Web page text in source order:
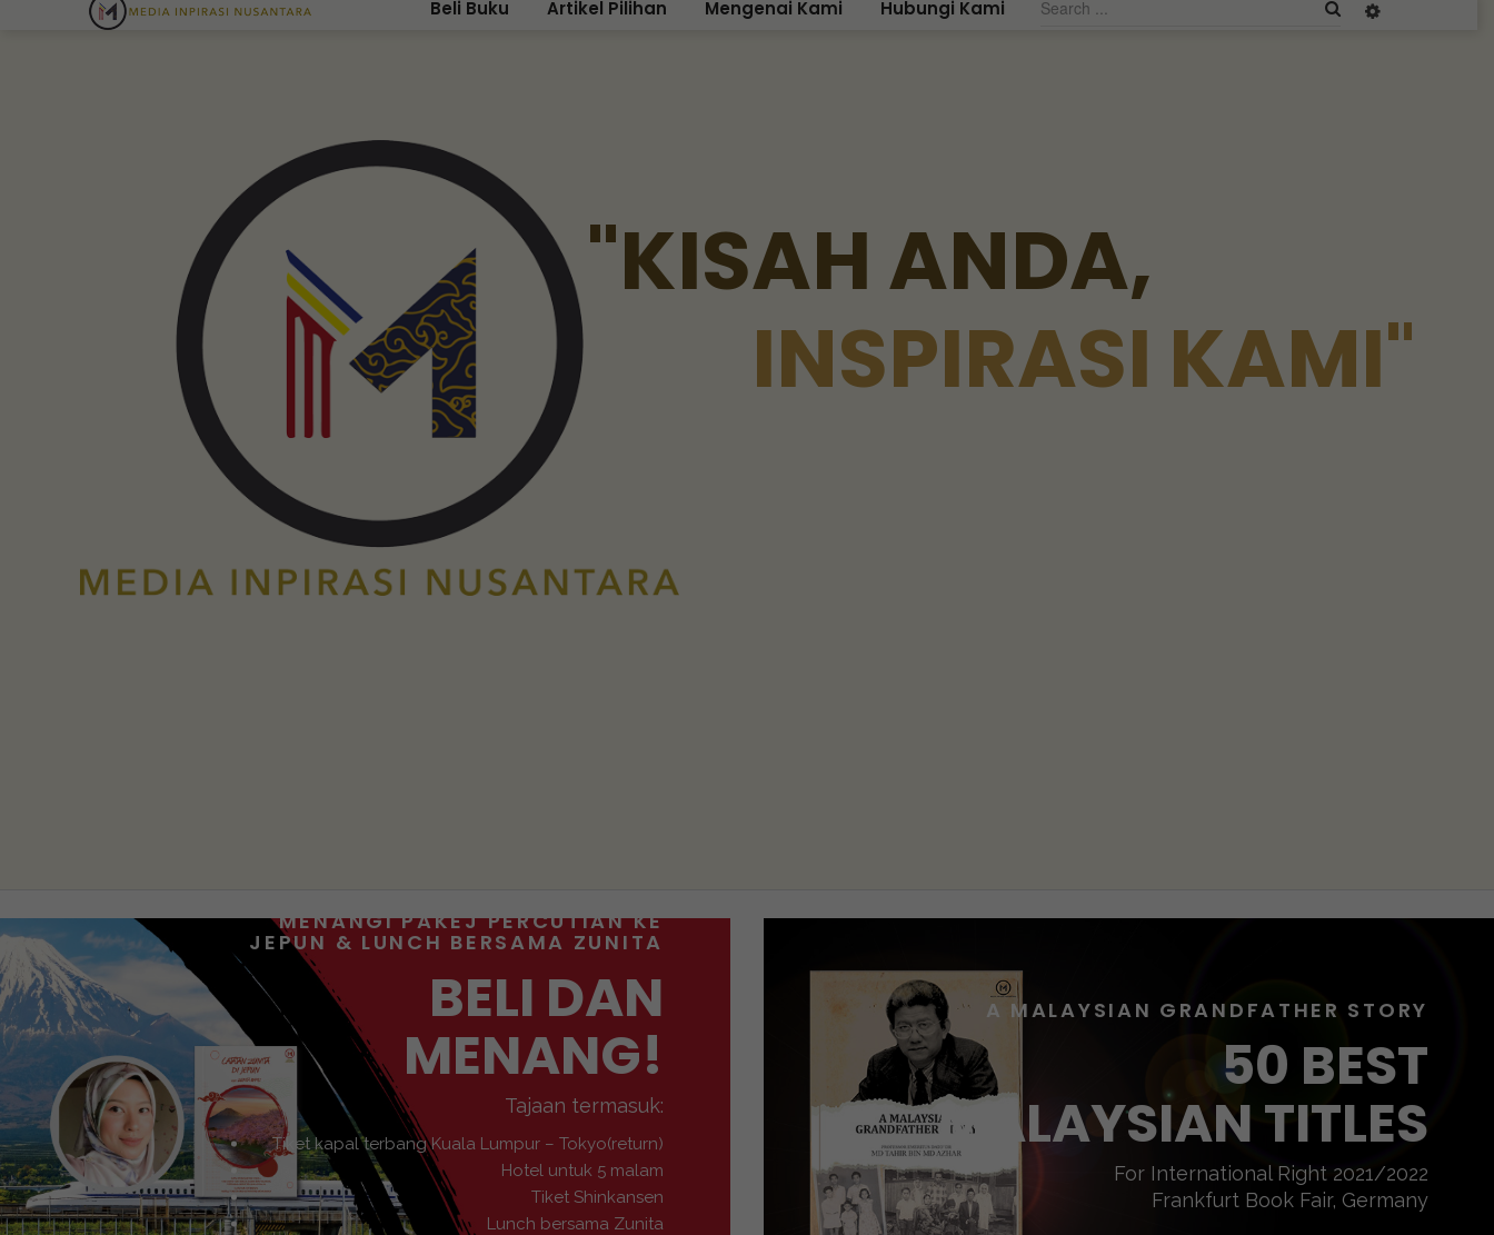
Beli Buku Artikel Pilihan Mengenai Kami Hubungi Kami
INSPIRASI KAMI"
"KISAHANDA,
MENANGI PAKEJ PERCUTIAN KE
JEPUN & LUNCH BERSAMA ZUNITA
BELI DAN
MENANG!
Tajaan termasuk:
Tiket kapal terbang Kuala Lumpur – Tokyo(return)
Hotel untuk 5 malam
Tiket Shinkansen
Lunch bersama Zunita
A MALAYSIAN GRANDFATHER STORY
50 BEST
MALAYSIAN TITLES
For International Right 2021/2022
Frankfurt Book Fair, Germany